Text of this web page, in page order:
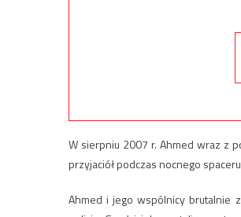
W sierpniu 2007 r. Ahmed wraz z
przyjaciół podczas nocnego
Ahmed i jego wspólnicy brutalnie